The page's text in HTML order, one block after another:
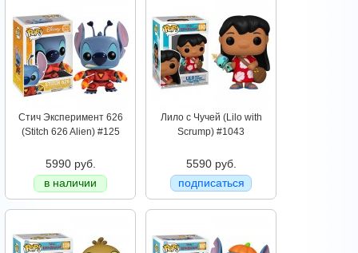
Стич Эксперимент 626
(Stitch 626 Alien) #125
5990 руб.
в наличии
Лило c Чучей (Lilo with
Scrump) #1043
5590 руб.
подписаться